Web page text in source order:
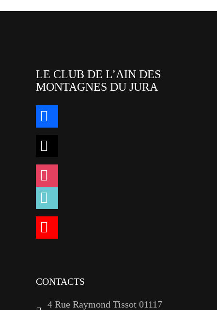
LE CLUB DE L’AIN DES
MONTAGNES DU JURA
facebook
instagram
tiktok
youtube
CONTACTS
4 Rue Raymond Tissot 01117